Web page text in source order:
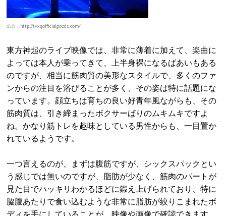
出典：http://tvxqofficialgoods.com/i
東方神起のライブ映像では、非常に薄着に加えて、楽曲に
よっては本人が乗ってきて、上半身裸になるばあいもある
のですが、相当に筋肉質の美形なスタイルで、多くのファ
ンからの注目を浴びることが多く、その姿は特に話題にな
っています。顔立ちは育ちの良い好青年風ながらも、その
筋肉質は、引き締まったボクサーばりのムキムキですよ
ね。かなり筋トレを趣味としている男性からも、一目置か
れているようです。
一つ言えるのが、まずは腹筋ですが、シックスパックとい
う感じでは無いのですが、脂肪が少なく、筋肉のパートが
見た目でハッキリわかるほどに鍛え上げられており、特に
脇腹あたりで食い込むような非常に脂肪が絞りこまれたボ
ディを手にしていることが、映像や画像で確認できます。